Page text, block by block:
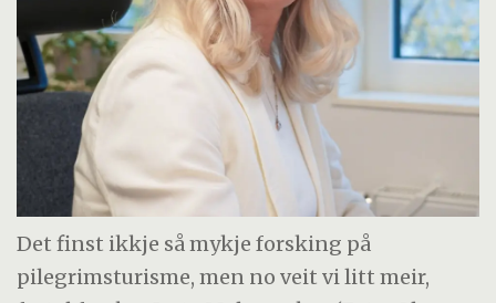
Det finst ikkje så mykje forsking på
pilegrimsturisme, men no veit vi litt meir,